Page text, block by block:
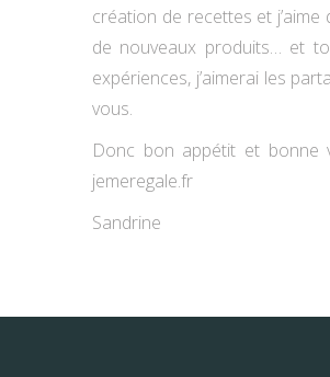
création de recettes et j’aime
de nouveaux produits… et
expériences, j’aimerai les
vous.
Donc bon appétit et bonne
jemeregale.fr
Sandrine